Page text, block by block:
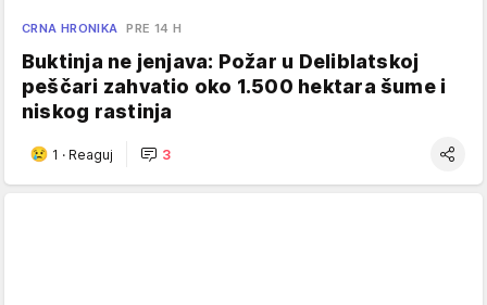
CRNA HRONIKA PRE 14 H
Buktinja ne jenjava: Požar u Deliblatskoj
peščari zahvatio oko 1.500 hektara šume i
niskog rastinja
1 · Reaguj 3